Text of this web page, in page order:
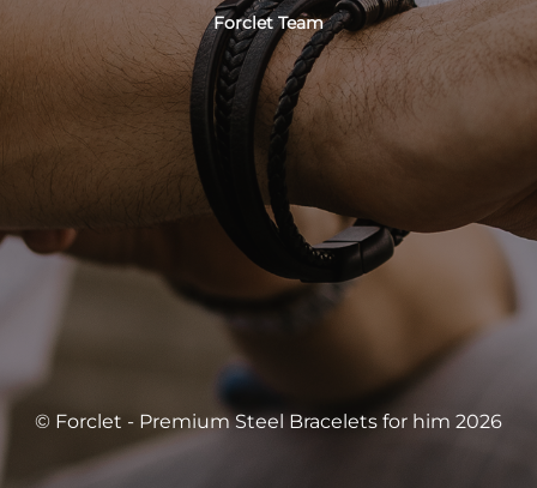
Forclet Team
© Forclet - Premium Steel Bracelets for him 2026